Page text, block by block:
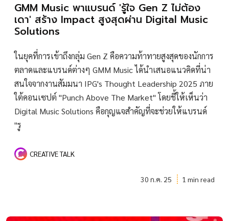
GMM Music พาแบรนด์ 'รู้ใจ Gen Z ไม่ต้อง
เดา' สร้าง Impact สูงสุดผ่าน Digital Music
Solutions
ในยุคที่การเข้าถึงกลุ่ม Gen Z คือความท้าทายสูงสุดของนักการ
ตลาดและแบรนด์ต่างๆ GMM Music ได้นำเสนอแนวคิดที่น่า
สนใจจากงานสัมมนา IPG's Thought Leadership 2025 ภาย
ใต้คอนเซปต์ "Punch Above The Market" โดยชี้ให้เห็นว่า
Digital Music Solutions คือกุญแจสำคัญที่จะช่วยให้แบรนด์
"รู
CREATIVE TALK
30 ก.ค. 25 1 min read